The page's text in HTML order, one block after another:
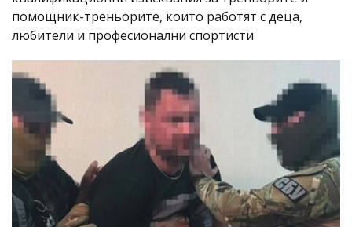
помощник-треньорите, които работят с деца,
любители и професионални спортисти